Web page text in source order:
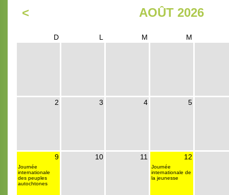
< AOÛT 2026
D L M M
2 3 4 5
9
Journée
internationale
des peuples
autochtones
10 11 12
Journée
internationale de
la jeunesse